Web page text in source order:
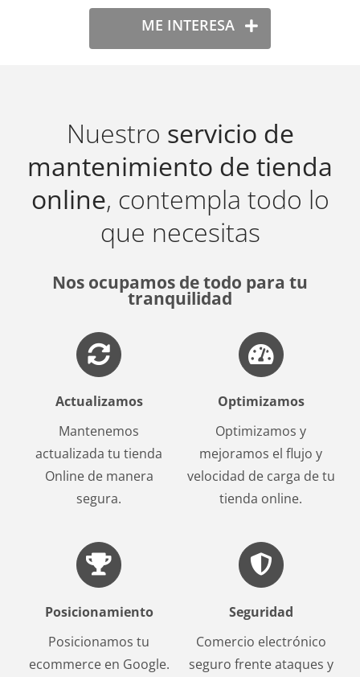
ME INTERESA
Nuestro servicio de
mantenimiento de tienda
online, contempla todo lo
que necesitas
Nos ocupamos de todo para tu
tranquilidad
Actualizamos
Mantenemos
actualizada tu tienda
Online de manera
segura.
Optimizamos
Optimizamos y
mejoramos el flujo y
velocidad de carga de tu
tienda online.
Posicionamiento
Posicionamos tu
ecommerce en Google.
Seguridad
Comercio electrónico
seguro frente ataques y